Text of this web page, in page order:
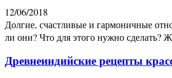
12/06/2018
Долгие, счастливые и гармоничные
ли они? Что для этого нужно сделать?
Древнеиндийские рецепты